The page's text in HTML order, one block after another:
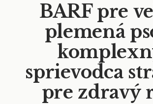
BARF pre
plemená
sprievodca
pre zdravý